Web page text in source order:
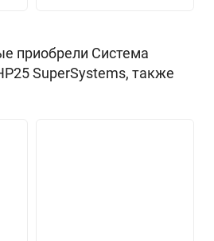
приобрели Система
SuperSystems, также